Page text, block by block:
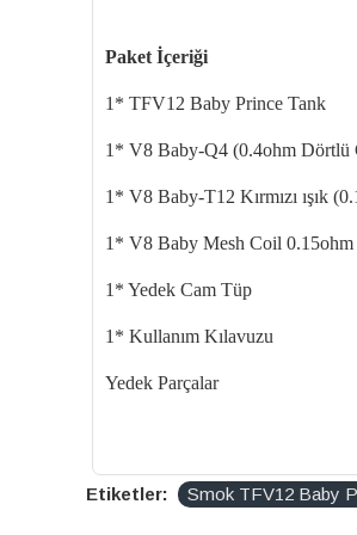
Paket İçeriği
1* TFV12 Baby Prince Tank
1* V8 Baby-Q4 (0.4ohm Dörtlü
1* V8 Baby-T12 Kırmızı ışık
1* V8 Baby Mesh Coil 0.15ohm
1* Yedek Cam Tüp
1* Kullanım Kılavuzu
Yedek Parçalar
Etiketler: Smok TFV12 Baby